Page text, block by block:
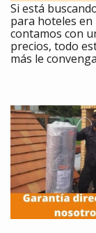
Si está
para hoteles en
contamos con
precios, todo
más le